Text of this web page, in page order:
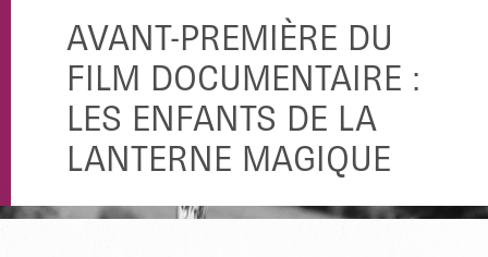
AVANT-PREMIÈRE DU
FILM DOCUMENTAIRE :
LES ENFANTS DE LA
LANTERNE MAGIQUE